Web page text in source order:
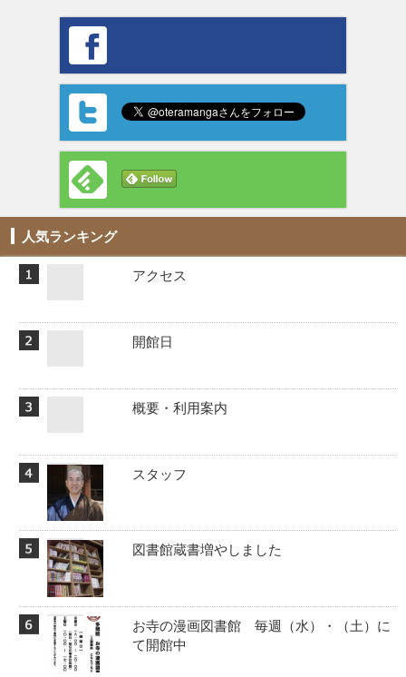
人気ランキング
アクセス
開館日
概要・利用案内
スタッフ
図書館蔵書増やしました
お寺の漫画図書館 毎週（水）・（土）に
て開館中